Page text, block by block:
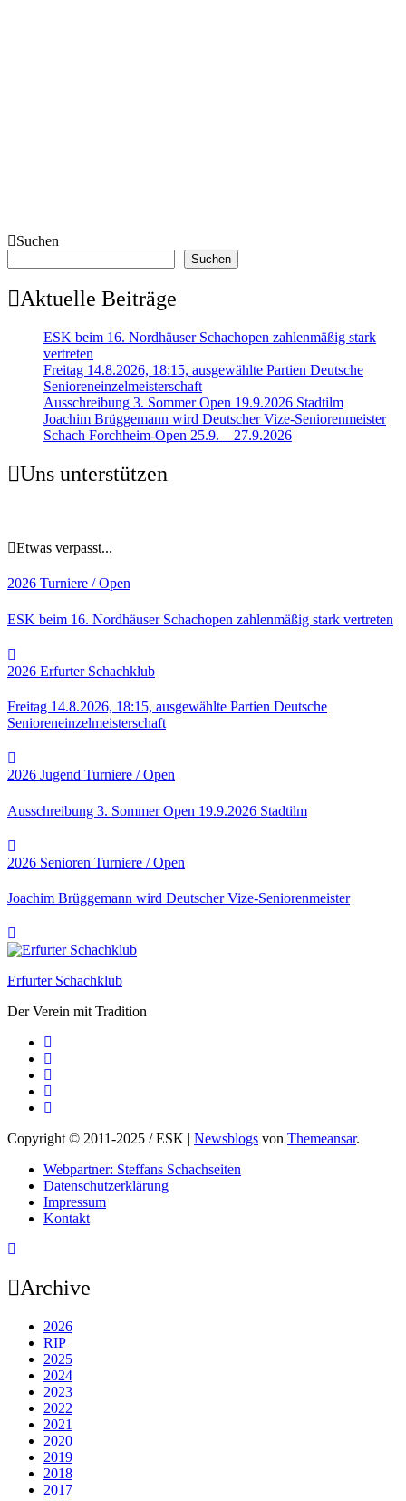
Suchen
Suchen
Aktuelle Beiträge
ESK beim 16. Nordhäuser Schachopen zahlenmäßig stark
vertreten
Freitag 14.8.2026, 18:15, ausgewählte Partien Deutsche
Senioreneinzelmeisterschaft
Ausschreibung 3. Sommer Open 19.9.2026 Stadtilm
Joachim Brüggemann wird Deutscher Vize-Seniorenmeister
Schach Forchheim-Open 25.9. – 27.9.2026
Uns unterstützen
Etwas verpasst...
2026 Turniere / Open
ESK beim 16. Nordhäuser Schachopen zahlenmäßig stark vertreten
2026 Erfurter Schachklub
Freitag 14.8.2026, 18:15, ausgewählte Partien Deutsche
Senioreneinzelmeisterschaft
2026 Jugend Turniere / Open
Ausschreibung 3. Sommer Open 19.9.2026 Stadtilm
2026 Senioren Turniere / Open
Joachim Brüggemann wird Deutscher Vize-Seniorenmeister
Erfurter Schachklub
Der Verein mit Tradition
Copyright © 2011-2025 / ESK Newsblogs von Themeansar.
Webpartner: Steffans Schachseiten
Datenschutzerklärung
Impressum
Kontakt
Archive
2026
RIP
2025
2024
2023
2022
2021
2020
2019
2018
2017